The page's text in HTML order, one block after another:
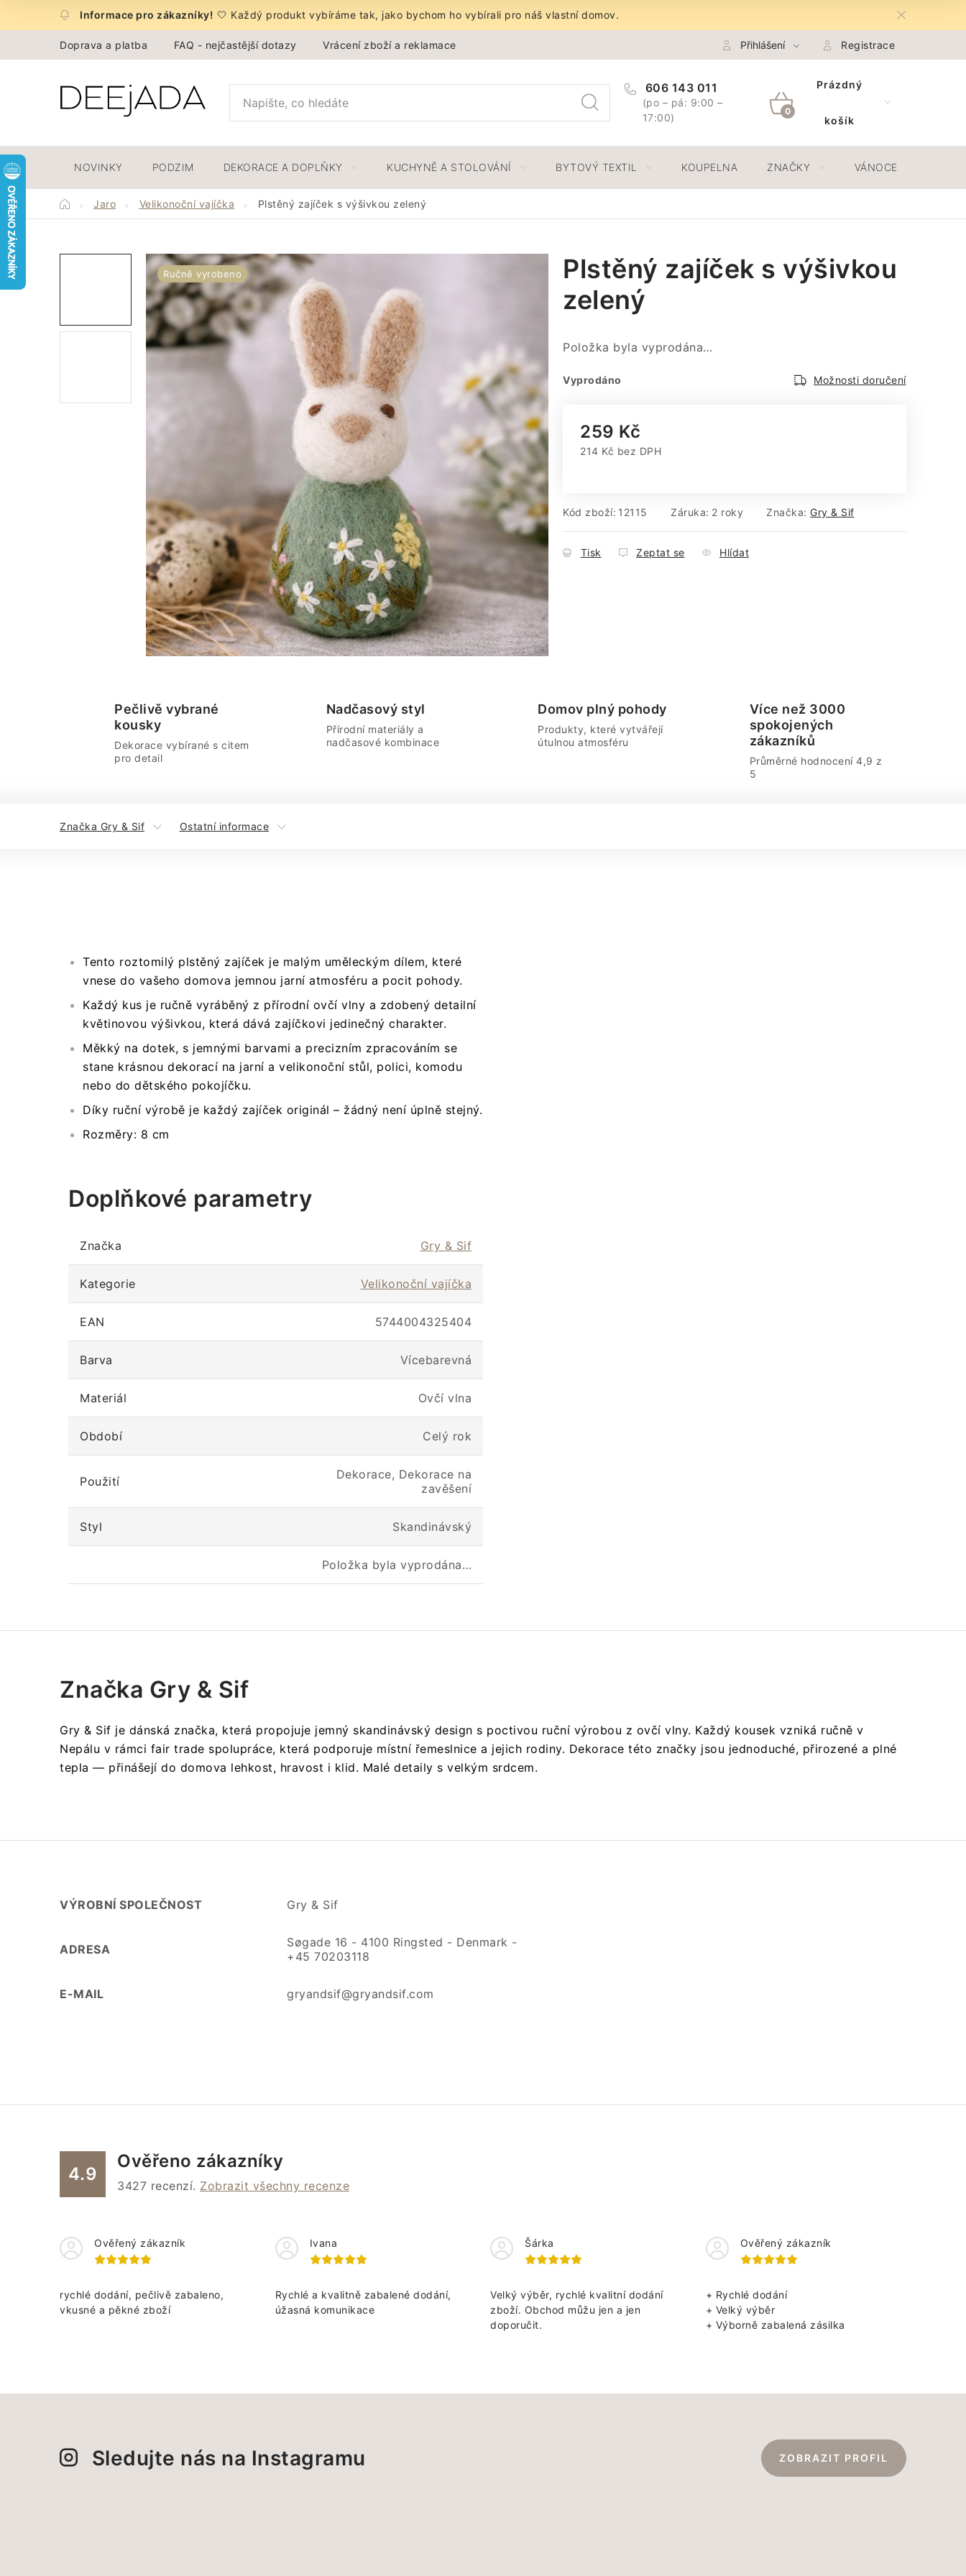
🤍 Každý produkt vybíráme tak, jako bychom ho vybírali pro náš vlastní domov.
Doprava a platba FAQ - nejčastější dotazy Vrácení zboží a reklamace Ochrana Osobních údajů GDPR Spojte se s námi
Přihlášení Registrace
606 143 011
(po – pá: 9:00 –
17:00)
NÁKUPNÍ
Prázdný
košík
NOVINKY PODZIM DEKORACE A DOPLŇKY KUCHYNĚ A STOLOVÁNÍ BYTOVÝ TEXTIL KOUPELNA ZNAČKY VÁNOCE
DomůJaro Velikonoční vajíčka Plstěný zajíček s výšivkou zelený
Plstěný zajíček s výšivkou
zelený
Položka byla vyprodána…
Vyprodáno Možnosti doručení
259 Kč
214 Kč bez DPH
Kód zboží: 12115 Záruka: 2 roky Značka: Gry & Sif
Tisk Zeptat se Hlídat
Ručně vyrobeno
Pečlivě vybrané
kousky
Dekorace vybírané s citem
pro detail
Nadčasový styl
Přírodní materiály a
nadčasové kombinace
Domov plný pohody
Produkty, které vytvářejí
útulnou atmosféru
Více než 3000
spokojených
zákazníků
Průměrné hodnocení 4,9 z
5
Značka Gry & Sif Ostatní informace
Tento roztomilý plstěný zajíček je malým uměleckým dílem, které
vnese do vašeho domova jemnou jarní atmosféru a pocit pohody.
Každý kus je ručně vyráběný z přírodní ovčí vlny a zdobený detailní
květinovou výšivkou, která dává zajíčkovi jedinečný charakter.
Měkký na dotek, s jemnými barvami a precizním zpracováním se
stane krásnou dekorací na jarní a velikonoční stůl, polici, komodu
nebo do dětského pokojíčku.
Díky ruční výrobě je každý zajíček originál – žádný není úplně stejný.
Rozměry: 8 cm
Doplňkové parametry
Značka Gry & Sif
Kategorie Velikonoční vajíčka
EAN 5744004325404
Barva Vícebarevná
Materiál Ovčí vlna
Období Celý rok
Použití
Dekorace, Dekorace na
zavěšení
Styl Skandinávský
Položka byla vyprodána…
Značka Gry & Sif
Gry & Sif je dánská značka, která propojuje jemný skandinávský design s poctivou ruční výrobou z ovčí vlny. Každý kousek vzniká ručně v
Nepálu v rámci fair trade spolupráce, která podporuje místní řemeslnice a jejich rodiny. Dekorace této značky jsou jednoduché, přirozené a plné
tepla — přinášejí do domova lehkost, hravost i klid. Malé detaily s velkým srdcem.
VÝROBNÍ SPOLEČNOST Gry & Sif
ADRESA
Søgade 16 - 4100 Ringsted - Denmark -
+45 70203118
E-MAIL gryandsif@gryandsif.com
4.9
Ověřeno zákazníky
3427 recenzí. Zobrazit všechny recenze
Ověřený zákazník
rychlé dodání, pečlivě zabaleno,
vkusné a pěkné zboží
Ivana
Rychlé a kvalitně zabalené dodání,
úžasná komunikace
Šárka
Velký výběr, rychlé kvalitní dodání
zboží. Obchod můžu jen a jen
doporučit.
Ověřený zákazník
+ Rychlé dodání
+ Velký výběr
+ Výborně zabalená zásilka
Sledujte nás na Instagramu ZOBRAZIT PROFIL